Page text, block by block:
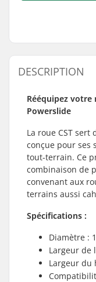
DESCRIPTION
Rééquipez votre
Powerslide
La roue CST sert
conçue pour ses
tout-terrain. Ce
combinaison de
convenant aux
terrains aussi
Spécifications :
Diamètre :
Largeur de
Largeur du